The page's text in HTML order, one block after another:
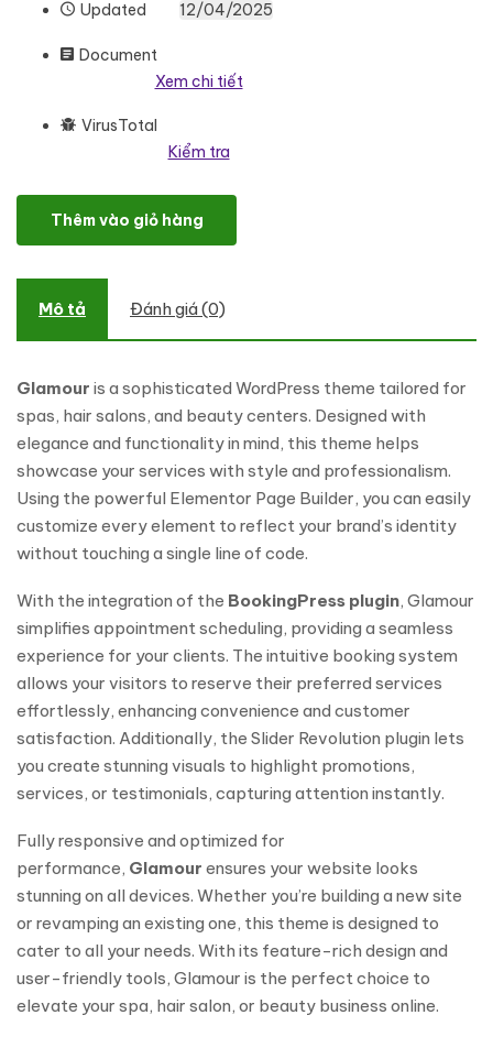
Updated 12/04/2025
Document
Xem chi tiết
VirusTotal
Kiểm tra
Glamour - Hair and Beauty Salon WordPress Theme số lượng
Thêm vào giỏ hàng
Mô tả Đánh giá (0)
Glamour is a sophisticated WordPress theme tailored for
spas, hair salons, and beauty centers. Designed with
elegance and functionality in mind, this theme helps
showcase your services with style and professionalism.
Using the powerful Elementor Page Builder, you can easily
customize every element to reflect your brand’s identity
without touching a single line of code.
With the integration of the BookingPress plugin, Glamour
simplifies appointment scheduling, providing a seamless
experience for your clients. The intuitive booking system
allows your visitors to reserve their preferred services
effortlessly, enhancing convenience and customer
satisfaction. Additionally, the Slider Revolution plugin lets
you create stunning visuals to highlight promotions,
services, or testimonials, capturing attention instantly.
Fully responsive and optimized for
performance, Glamour ensures your website looks
stunning on all devices. Whether you’re building a new site
or revamping an existing one, this theme is designed to
cater to all your needs. With its feature-rich design and
user-friendly tools, Glamour is the perfect choice to
elevate your spa, hair salon, or beauty business online.